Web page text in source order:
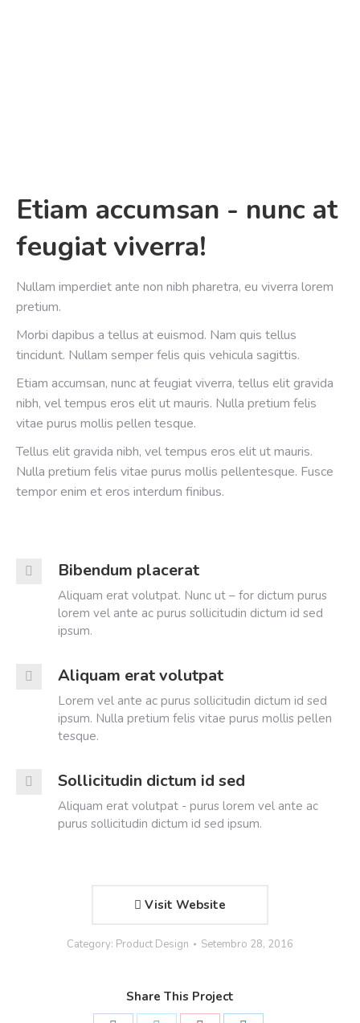
Etiam accumsan - nunc at
feugiat viverra!
Nullam imperdiet ante non nibh pharetra, eu viverra lorem
pretium.
Morbi dapibus a tellus at euismod. Nam quis tellus
tincidunt. Nullam semper felis quis vehicula sagittis.
Etiam accumsan, nunc at feugiat viverra, tellus elit gravida
nibh, vel tempus eros elit ut mauris. Nulla pretium felis
vitae purus mollis pellen tesque.
Tellus elit gravida nibh, vel tempus eros elit ut mauris.
Nulla pretium felis vitae purus mollis pellentesque. Fusce
tempor enim et eros interdum finibus.
Bibendum placerat
Aliquam erat volutpat. Nunc ut – for dictum purus
lorem vel ante ac purus sollicitudin dictum id sed
ipsum.
Aliquam erat volutpat
Lorem vel ante ac purus sollicitudin dictum id sed
ipsum. Nulla pretium felis vitae purus mollis pellen
tesque.
Sollicitudin dictum id sed
Aliquam erat volutpat - purus lorem vel ante ac
purus sollicitudin dictum id sed ipsum.
Visit Website
Category: Product Design Setembro 28, 2016
Share This Project